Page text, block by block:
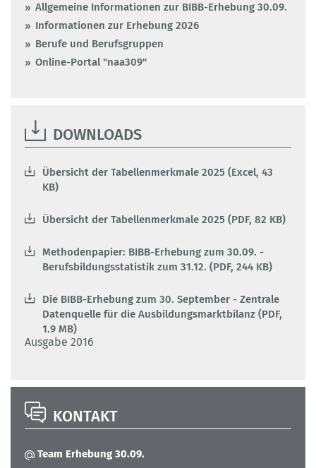
Allgemeine Informationen zur BIBB-Erhebung 30.09.
Informationen zur Erhebung 2026
Berufe und Berufsgruppen
Online-Portal "naa309"
DOWNLOADS
Übersicht der Tabellenmerkmale 2025 (Excel, 43
KB)
Übersicht der Tabellenmerkmale 2025 (PDF, 82 KB)
Methodenpapier: BIBB-Erhebung zum 30.09. -
Berufsbildungsstatistik zum 31.12. (PDF, 244 KB)
Die BIBB-Erhebung zum 30. September - Zentrale
Datenquelle für die Ausbildungsmarktbilanz (PDF,
1.9 MB)
Ausgabe 2016
KONTAKT
Team Erhebung 30.09.